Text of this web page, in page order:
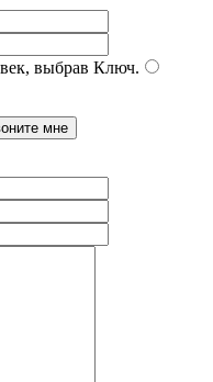
выбрав Ключ.